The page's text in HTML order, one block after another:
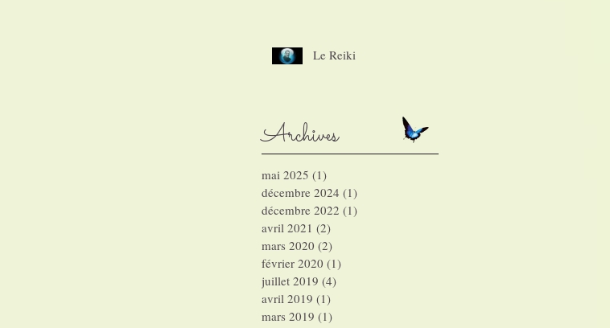
Le Reiki
Archives
mai 2025 (1)
décembre 2024 (1)
décembre 2022 (1)
avril 2021 (2)
mars 2020 (2)
février 2020 (1)
juillet 2019 (4)
avril 2019 (1)
mars 2019 (1)